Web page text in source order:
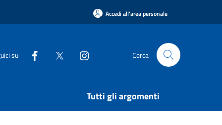
Accedi all'area personale
su Cerca
Tutti gli argomenti